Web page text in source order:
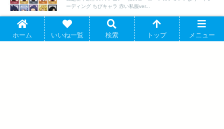
ーディング ちびキャラ 赤い私服ver...
TVアニメ『ヴィジランテ -僕のヒーローアカデミア
ホーム いいね一覧 検索 トップ メニュー